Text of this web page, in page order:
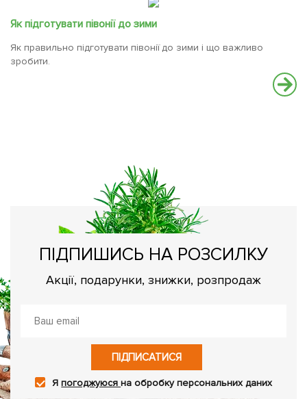
Як підготувати півонії до зими
Як правильно підготувати півонії до зими і що важливо
зробити.
ПІДПИШИСЬ НА РОЗСИЛКУ
Акції, подарунки, знижки, розпродаж
ПІДПИСАТИСЯ
Япогоджуюсяна обробку персональних даних